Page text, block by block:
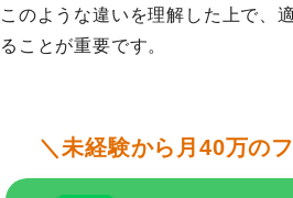
このような違いを理解した上で、
ることが重要です。
＼未経験から月40万の